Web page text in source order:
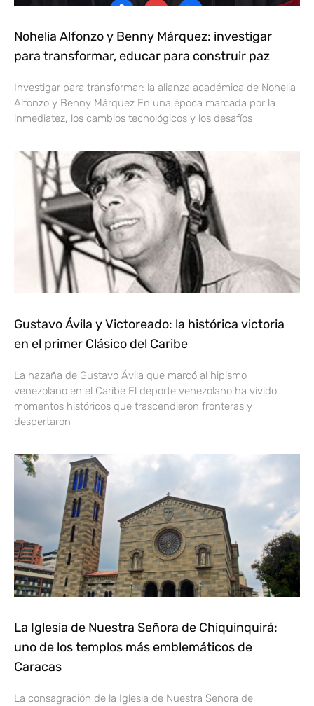
Nohelia Alfonzo y Benny Márquez: investigar
para transformar, educar para construir paz
Investigar para transformar: la alianza académica de Nohelia
Alfonzo y Benny Márquez En una época marcada por la
inmediatez, los cambios tecnológicos y los desafíos
Gustavo Ávila y Victoreado: la histórica victoria
en el primer Clásico del Caribe
La hazaña de Gustavo Ávila que marcó al hipismo
venezolano en el Caribe El deporte venezolano ha vivido
momentos históricos que trascendieron fronteras y
despertaron
La Iglesia de Nuestra Señora de Chiquinquirá:
uno de los templos más emblemáticos de
Caracas
La consagración de la Iglesia de Nuestra Señora de